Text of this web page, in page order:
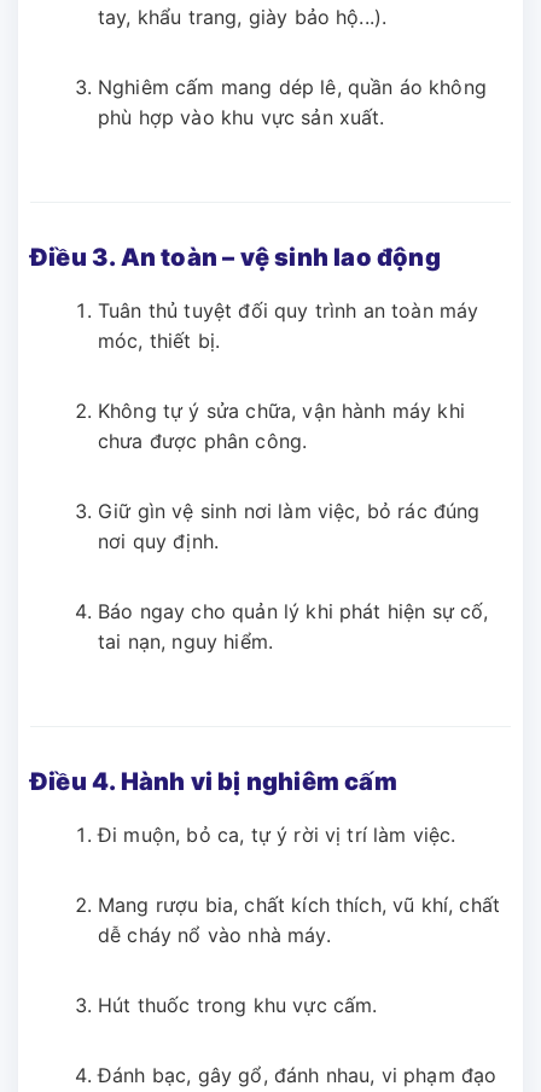
tay, khẩu trang, giày bảo hộ...).
Nghiêm cấm mang dép lê, quần áo không
phù hợp vào khu vực sản xuất.
Điều 3. An toàn – vệ sinh lao động
Tuân thủ tuyệt đối quy trình an toàn máy
móc, thiết bị.
Không tự ý sửa chữa, vận hành máy khi
chưa được phân công.
Giữ gìn vệ sinh nơi làm việc, bỏ rác đúng
nơi quy định.
Báo ngay cho quản lý khi phát hiện sự cố,
tai nạn, nguy hiểm.
Điều 4. Hành vi bị nghiêm cấm
Đi muộn, bỏ ca, tự ý rời vị trí làm việc.
Mang rượu bia, chất kích thích, vũ khí, chất
dễ cháy nổ vào nhà máy.
Hút thuốc trong khu vực cấm.
Đánh bạc, gây gổ, đánh nhau, vi phạm đạo